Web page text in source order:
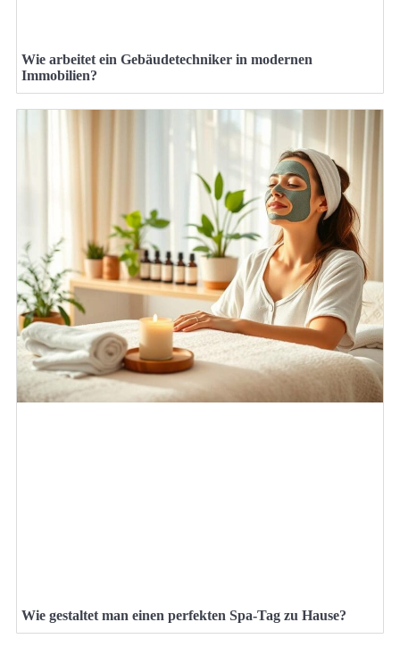
Wie arbeitet ein Gebäudetechniker in modernen
Immobilien?
Wie gestaltet man einen perfekten Spa-Tag zu Hause?